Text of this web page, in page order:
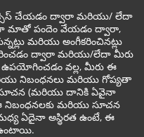
చేయడం ద్వారా మరియు/ లేదా
పందెం వేయడం ద్వారా,
మరియు అంగీకరించినట్లు
ద్వారా మరియు/లేదా మీరు
వల్ల, మీరు ఈ
నిబంధనలు మరియు గోప్యతా
సూచన (మరియు దానికి ఏవైనా
మరియు సూచన
ఏదైనా అస్థిరత ఉంటే, ఈ